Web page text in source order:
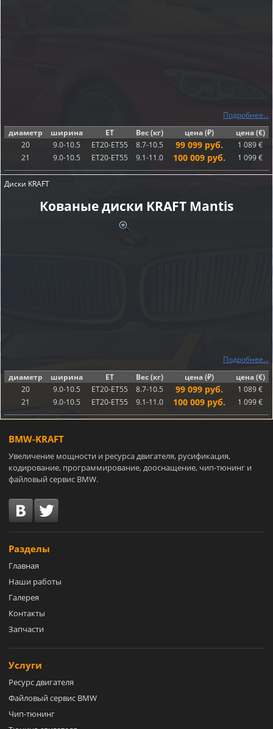
Подробнее...
диаметр
ширина ET Вес (кг) цена (₽)
цена (€)
20
9.0-10.5 ET20-ET55 8.7-10.5 99 099 руб.
1 089 €
21
9.0-10.5 ET20-ET55 9.1-11.0 100 009 руб. 1 099 €
Диски KRAFT
Кованые диски KRAFT Mantis
Подробнее...
диаметр
ширина ET Вес (кг) цена (₽)
цена (€)
20
9.0-10.5 ET20-ET55 8.7-10.5 99 099 руб.
1 089 €
21
9.0-10.5 ET20-ET55 9.1-11.0 100 009 руб. 1 099 €
BMW-KRAFT
Увеличение мощности и ресурса двигателя, русификация,
кодирование, программирование, дооснащение, чип-тюнинг и
файловый сервис BMW.
Разделы
Главная
Наши работы
Галерея
Контакты
Запчасти
Услуги
Ресурс двигателя
Файловый сервис BMW
Чип-тюнинг